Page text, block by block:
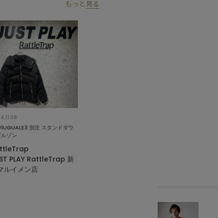
もっと 見る
別注 スタンドダウ
ゾン
PLAY RattleTrap 新
ルイメン店